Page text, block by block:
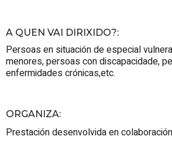
A QUEN VAI DIRIXIDO?:
Persoas en situación de especial
menores, persoas con discapacidade,
enfermidades crónicas,etc.
ORGANIZA:
Prestación desenvolvida en